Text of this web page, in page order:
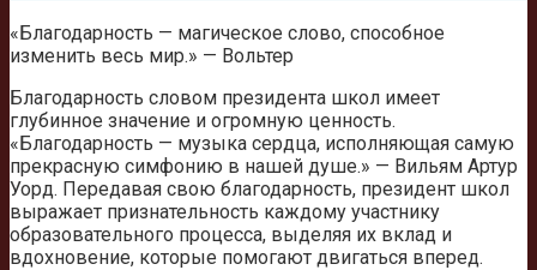
«Благодарность — магическое слово, способное
изменить весь мир.» — Вольтер
Благодарность словом президента школ имеет
глубинное значение и огромную ценность.
«Благодарность — музыка сердца, исполняющая самую
прекрасную симфонию в нашей душе.» — Вильям Артур
Уорд. Передавая свою благодарность, президент школ
выражает признательность каждому участнику
образовательного процесса, выделяя их вклад и
вдохновение, которые помогают двигаться вперед.